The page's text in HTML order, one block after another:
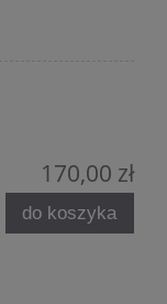
170,00 zł
do koszyka